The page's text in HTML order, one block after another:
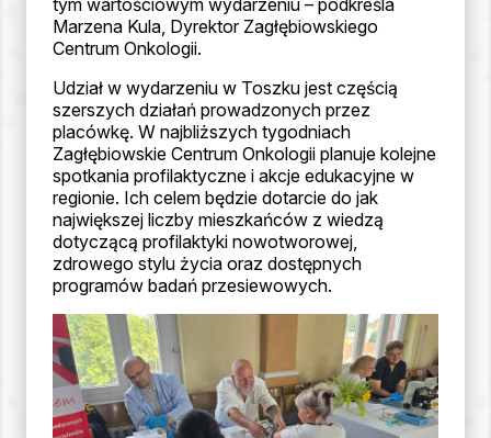
tym wartościowym wydarzeniu – podkreśla
Marzena Kula, Dyrektor Zagłębiowskiego
Centrum Onkologii.
Udział w wydarzeniu w Toszku jest częścią
szerszych działań prowadzonych przez
placówkę. W najbliższych tygodniach
Zagłębiowskie Centrum Onkologii planuje kolejne
spotkania profilaktyczne i akcje edukacyjne w
regionie. Ich celem będzie dotarcie do jak
największej liczby mieszkańców z wiedzą
dotyczącą profilaktyki nowotworowej,
zdrowego stylu życia oraz dostępnych
programów badań przesiewowych.